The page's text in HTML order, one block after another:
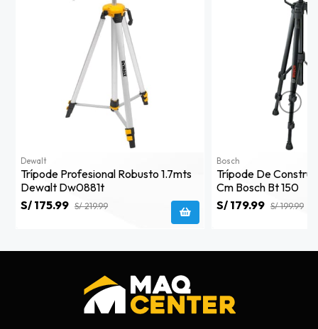
Dewalt
Trípode Profesional Robusto 1.7mts
Dewalt Dw0881t
S/ 175.99 S/ 219.99
Bosch
Trípode De
Cm Bosch Bt 150
S/ 179.99 S/ 199.99